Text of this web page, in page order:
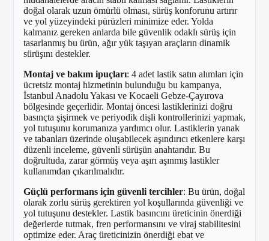
doğal olarak uzun ömürlü olması, sürüş konforunu artırır
ve yol yüzeyindeki pürüzleri minimize eder. Yolda
kalmanız gereken anlarda bile güvenlik odaklı sürüş için
tasarlanmış bu ürün, ağır yük taşıyan araçların dinamik
sürüşını destekler.
Montaj ve bakım ipuçları: 4 adet lastik satın alımları için
ücretsiz montaj hizmetinin bulunduğu bu kampanya,
İstanbul Anadolu Yakası ve Kocaeli Gebze-Çayırova
bölgesinde geçerlidir. Montaj öncesi lastiklerinizi doğru
basınçta şişirmek ve periyodik dişli kontrollerinizi yapmak,
yol tutuşunu korumanıza yardımcı olur. Lastiklerin yanak
ve tabanları üzerinde oluşabilecek aşındırıcı etkenlere karşı
düzenli inceleme, güvenli sürüşün anahtarıdır. Bu
doğrultuda, zarar görmüş veya aşırı aşınmış lastikler
kullanımdan çıkarılmalıdır.
Güçlü performans için güvenli tercihler: Bu ürün, doğal
olarak zorlu sürüş gerektiren yol koşullarında güvenliği ve
yol tutuşunu destekler. Lastik basıncını üreticinin önerdiği
değerlerde tutmak, fren performansını ve viraj stabilitesini
optimize eder. Araç üreticinizin önerdiği ebat ve